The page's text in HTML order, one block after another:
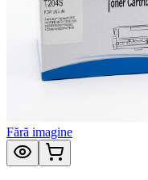
Fără imagine